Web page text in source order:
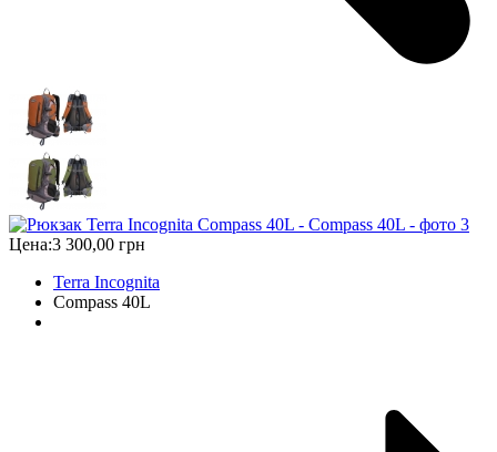
Цена:3 300,00 грн
Terra Incognita
Compass 40L